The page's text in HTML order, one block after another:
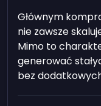
Głównym
nie zawsze
Mimo to
generować
bez